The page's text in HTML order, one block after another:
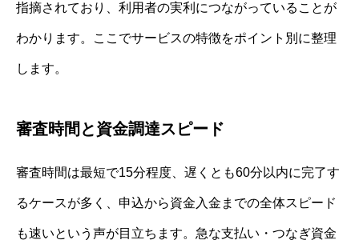
指摘されており、利用者の実利につながっていることが
わかります。ここでサービスの特徴をポイント別に整理
します。
審査時間と資金調達スピード
審査時間は最短で15分程度、遅くとも60分以内に完了す
るケースが多く、申込から資金入金までの全体スピード
も速いという声が目立ちます。急な支払い・つなぎ資金